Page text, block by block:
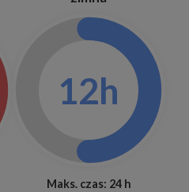
12h
Maks. czas: 24 h